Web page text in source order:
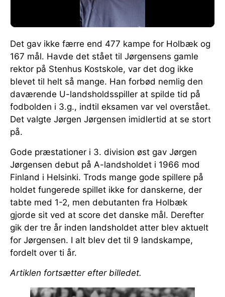
Det gav ikke færre end 477 kampe for Holbæk og
167 mål. Havde det stået til Jørgensens gamle
rektor på Stenhus Kostskole, var det dog ikke
blevet til helt så mange. Han forbød nemlig den
daværende U-landsholdsspiller at spilde tid på
fodbolden i 3.g., indtil eksamen var vel overstået.
Det valgte Jørgen Jørgensen imidlertid at se stort
på.
Gode præstationer i 3. division øst gav Jørgen
Jørgensen debut på A-landsholdet i 1966 mod
Finland i Helsinki. Trods mange gode spillere på
holdet fungerede spillet ikke for danskerne, der
tabte med 1-2, men debutanten fra Holbæk
gjorde sit ved at score det danske mål. Derefter
gik der tre år inden landsholdet atter blev aktuelt
for Jørgensen. I alt blev det til 9 landskampe,
fordelt over ti år.
Artiklen fortsætter efter billedet.